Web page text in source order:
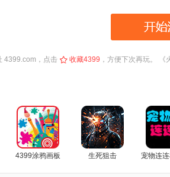
4399.com ，点击 收藏4399 ，方便下次再玩。 《
4399涂鸦画板 生死狙击 宠物连